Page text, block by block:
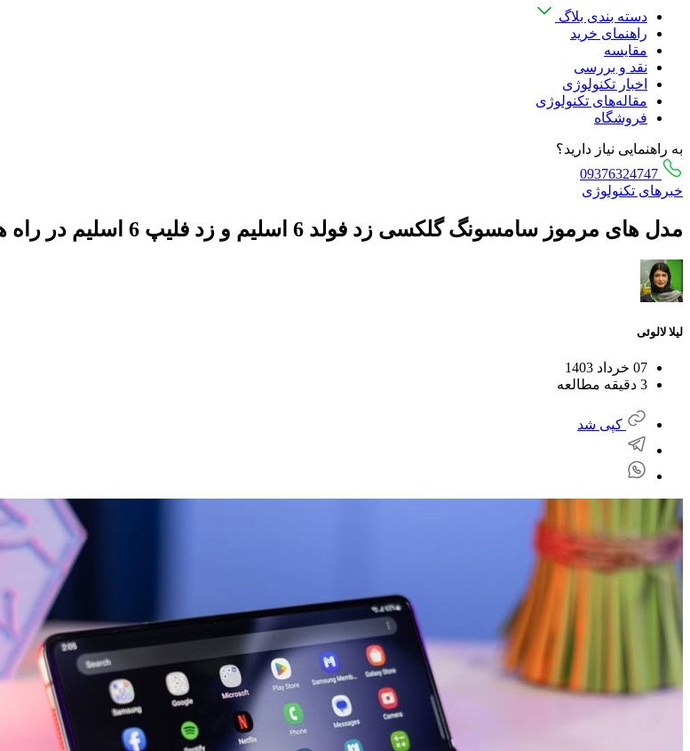
دسته بندی بلاگ
راهنمای خرید
مقایسه
نقد و بررسی
اخبار تکنولوژی
مقاله‌های تکنولوژی
فروشگاه
به راهنمایی نیاز دارید؟
خبرهای تکنولوژی
مدل های مرموز سامسونگ گلکسی زد فولد 6 اسلیم و زد فلیپ 6 اسلیم در راه هستند؟
لیلا لالوئی
07 خرداد 1403
3 دقیقه مطالعه
کپی شد